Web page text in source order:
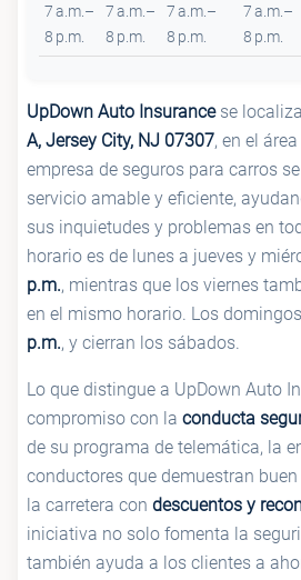
7 a.m.–
8 p.m.
7 a.m.–
8 p.m.
7 a.m.–
8 p.m.
7 a.m.–
8 p.m.
UpDown Auto Insurancese
A, Jersey City, NJ 07307, en el
empresa de seguros para carros
servicio amable y eficiente,
sus inquietudes y problemas en
horario es de lunes a jueves y
p.m., mientras que los viernes
en el mismo horario. Los
p.m., y cierran los sábados.
Lo que distingue a UpDown Auto
compromiso con la conducta
de su programa de telemática, la
conductores que demuestran
la carretera con descuentos y
iniciativa no solo fomenta la
también ayuda a los clientes a